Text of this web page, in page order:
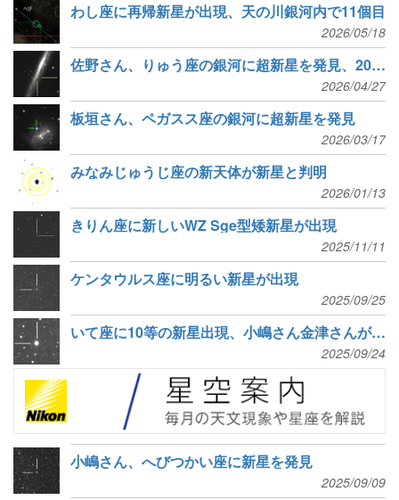
わし座に再帰新星が出現、天の川銀河内で11個目
2026/05/18
佐野さん、りゅう座の銀河に超新星を発見、20年ぶり4個目
2026/04/27
板垣さん、ペガスス座の銀河に超新星を発見
2026/03/17
みなみじゅうじ座の新天体が新星と判明
2026/01/13
きりん座に新しいWZ Sge型矮新星が出現
2025/11/11
ケンタウルス座に明るい新星が出現
2025/09/25
いて座に10等の新星出現、小嶋さん金津さんが独立発見
2025/09/24
小嶋さん、へびつかい座に新星を発見
2025/09/09